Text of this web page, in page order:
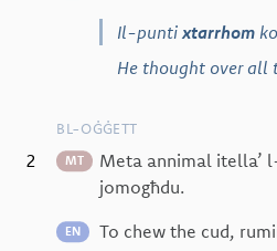
Il-punti xtarrhom
He thought over all
BL-OĠĠETT
2 MT
Meta annimal itella’
jomogħdu.
EN
To chew the cud,